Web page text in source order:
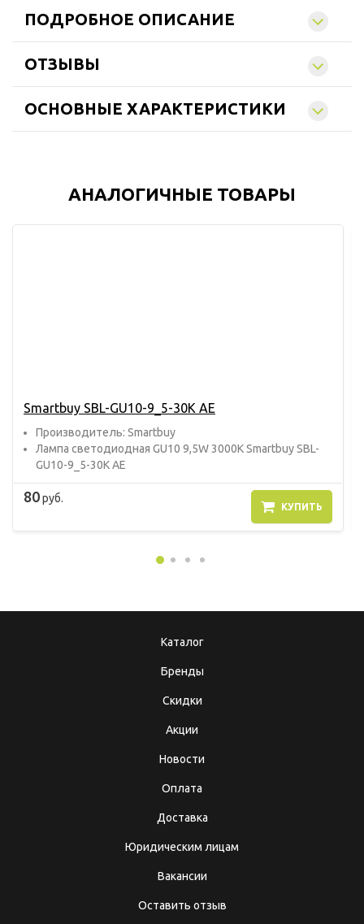
ПОДРОБНОЕ ОПИСАНИЕ
ОТЗЫВЫ
ОСНОВНЫЕ ХАРАКТЕРИСТИКИ
АНАЛОГИЧНЫЕ ТОВАРЫ
Smartbuy SBL-GU10-9_5-30K AE
Прoизвoдитель: Smartbuy
Лампа светодиодная GU10 9,5W 3000K Smartbuy SBL-
GU10-9_5-30K AE
80руб.
КУПИТЬ
Каталог
Бренды
Скидки
Акции
Новости
Оплата
Доставка
Юридическим лицам
Вакансии
Оставить отзыв